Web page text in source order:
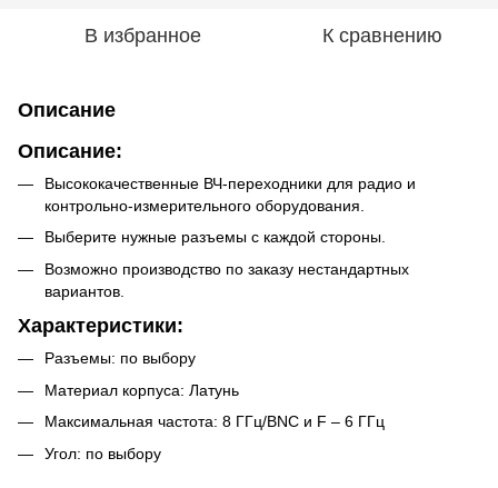
В избранное К сравнению
Описание
Описание:
Высококачественные ВЧ-переходники для радио и
контрольно-измерительного оборудования.
Выберите нужные разъемы с каждой стороны.
Возможно производство по заказу нестандартных
вариантов.
Характеристики:
Разъемы: по выбору
Материал корпуса: Латунь
Максимальная частота: 8 ГГц/BNC и F – 6 ГГц
Угол: по выбору